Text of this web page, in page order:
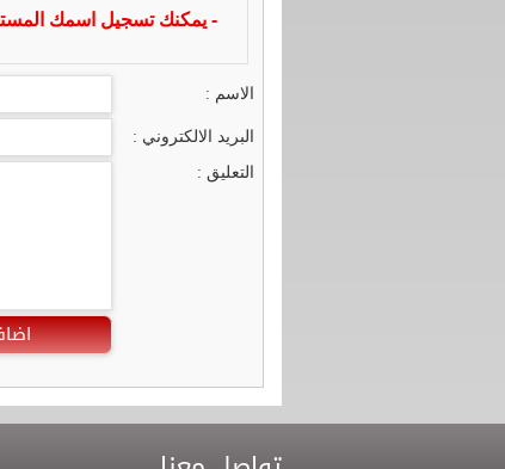
- يمكنك تسجيل اسمك
الاسم :
البريد الالكتروني :
التعليق :